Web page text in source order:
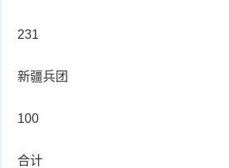
231
新疆兵团
100
合计